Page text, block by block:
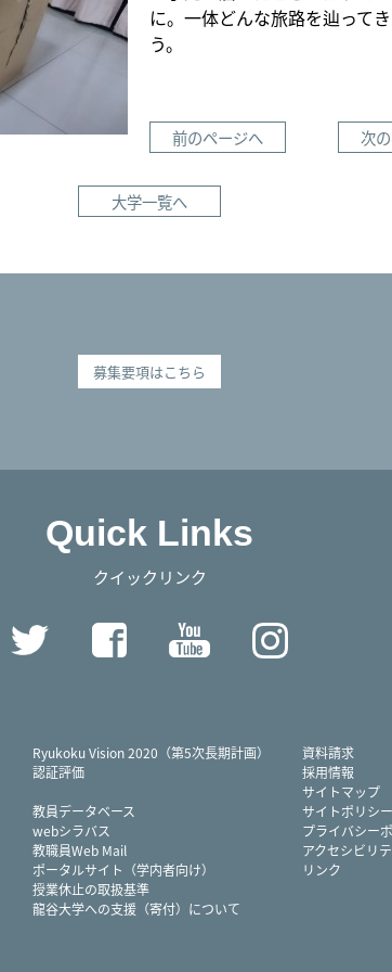
に。一体どんな旅路を辿って
う。
前のページへ 次
大学一覧へ
募集要項はこちら
Quick Links
クイックリンク
Twitter FacebookYouTube
Ryukoku Vision 2020（第5次長期計画）
認証評価
教員データベース
webシラバス
教職員Web Mail
ポータルサイト（学内者向け）
授業休止の取扱基準
龍谷大学への支援（寄付）について
資料請求
採用情報
サイトマップ
サイトポリシー
プライバシー
アクセシビリ
リンク